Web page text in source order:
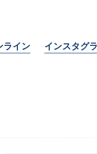
ライン インスタグ